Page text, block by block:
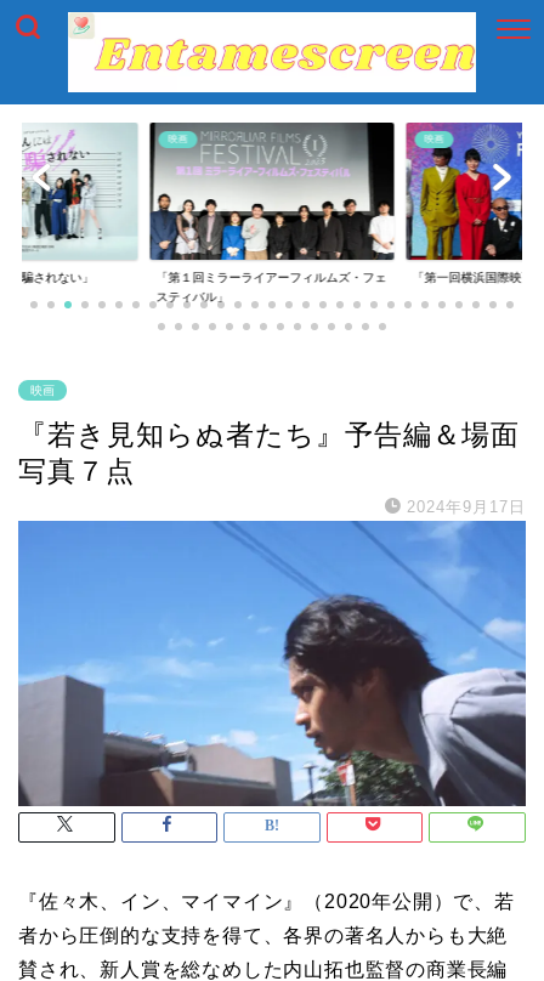
は騙されない」
映画
「第１回ミラーライアーフィルムズ・フェ
スティバル」
映画
「第一回横浜国際映画
映画
『若き見知らぬ者たち』予告編＆場面
写真７点
2024年9月17日
『佐々木、イン、マイマイン』（2020年公開）で、若
者から圧倒的な支持を得て、各界の著名人からも大絶
賛され、新人賞を総なめした内山拓也監督の商業長編